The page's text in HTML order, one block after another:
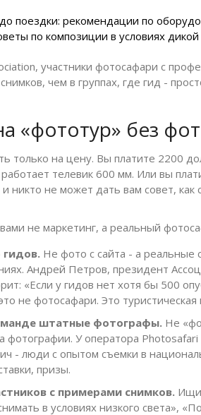
поездки: рекомендации по
по композиции в условиях
участники фотосафари с
чем в группах, где гид -
«фототур» без
только на цену. Вы платите 2200
работает телевик 600 мм. Или вы
никто не может дать вам совет, как
не маркетинг, а реальный
Не фото с сайта - а реальные
Андрей Петров, президент
«Если у гидов нет хотя бы 500
не фотосафари. Это туристическая
штатные фотографы. Не
фотографии. У оператора
- люди с опытом съемки в
призы.
с примерами снимков.
в условиях низкого света»,